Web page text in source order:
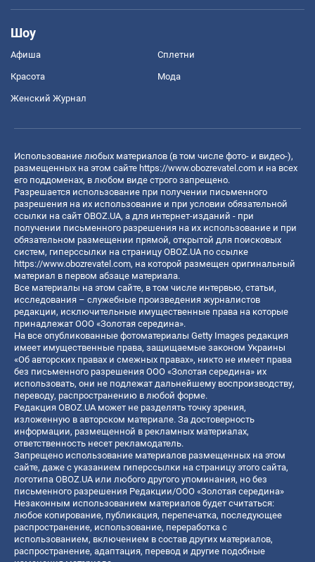
Шоу
Афиша Сплетни
Красота Мода
Женский Журнал
Использование любых материалов (в том числе фото- и видео-),
размещенных на этом сайте https://www.obozrevatel.com и на всех
его поддоменах, в любом виде строго запрещено.
Разрешается использование при получении письменного
разрешения на их использование и при условии обязательной
ссылки на сайт OBOZ.UA, а для интернет-изданий - при
получении письменного разрешения на их использование и при
обязательном размещении прямой, открытой для поисковых
систем, гиперссылки на страницу OBOZ.UA по ссылке
https://www.obozrevatel.com, на которой размещен оригинальный
материал в первом абзаце материала.
Все материалы на этом сайте, в том числе интервью, статьи,
исследования – служебные произведения журналистов
редакции, исключительные имущественные права на которые
принадлежат ООО «Золотая середина».
На все опубликованные фотоматериалы Getty Images редакция
имеет имущественные права, защищаемые законом Украины
«Об авторских правах и смежных правах», никто не имеет права
без письменного разрешения ООО «Золотая середина» их
использовать, они не подлежат дальнейшему воспроизводству,
переводу, распространению в любой форме.
Редакция OBOZ.UA может не разделять точку зрения,
изложенную в авторском материале. За достоверность
информации, размещенной в рекламных материалах,
ответственность несет рекламодатель.
Запрещено использование материалов размещенных на этом
сайте, даже с указанием гиперссылки на страницу этого сайта,
логотипа OBOZ.UA или любого другого упоминания, но без
письменного разрешения Редакции/ООО «Золотая середина»
Незаконным использованием материалов будет считаться:
любое копирование, публикация, перепечатка, последующее
распространение, использование, переработка с
использованием, включением в состав других материалов,
распространение, адаптация, перевод и другие подобные